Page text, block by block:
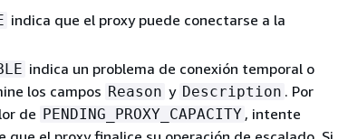
indica que el proxy puede conectarse a la
indica un problema de conexión temporal o
los campos Reason y Description . Por
de PENDING_PROXY_CAPACITY , intente